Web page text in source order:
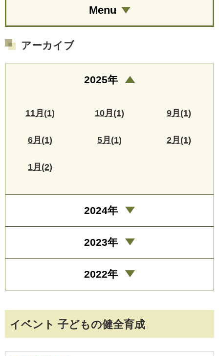
イベント 子どもの健全育成
Menu
アーカイブ
2025年
11月(1) 10月(1) 9月(1)
6月(1) 5月(1) 2月(1)
1月(2)
2024年
2023年
2022年